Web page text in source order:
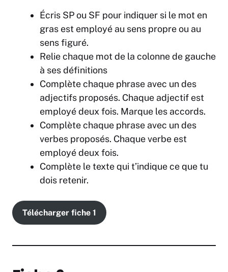
Écris SP ou SF pour indiquer si le mot en
gras est employé au sens propre ou au
sens figuré.
Relie chaque mot de la colonne de gauche
à ses définitions
Complète chaque phrase avec un des
adjectifs proposés. Chaque adjectif est
employé deux fois. Marque les accords.
Complète chaque phrase avec un des
verbes proposés. Chaque verbe est
employé deux fois.
Complète le texte qui t’indique ce que tu
dois retenir.
Télécharger fiche 1